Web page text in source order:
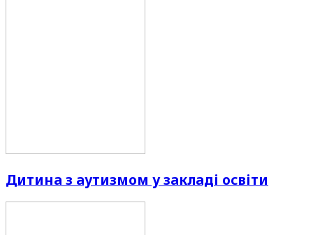
Дитина з аутизмом у закладі освіти